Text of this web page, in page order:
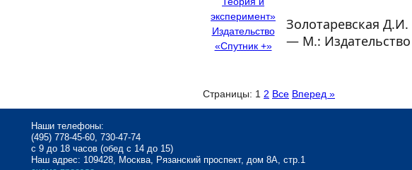
Золотаревская
— М.: Издательство
Страницы: 1 2 Все Вперед »
Наши телефоны:
(495) 778-45-60, 730-47-74
с 9 до 18 часов (обед с 14 до 15)
Наш адрес: 109428, Москва, Рязанский проспект, дом 8А, стр.1